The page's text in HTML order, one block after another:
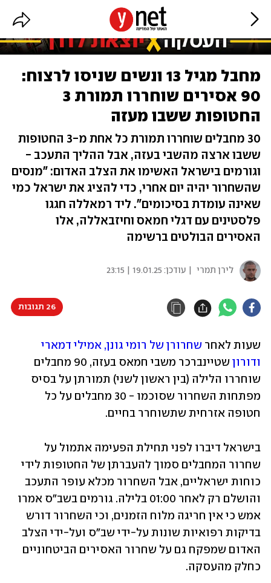
מחבל מגיל 13 ונשים שניסו לרצוח:
90 אסירים שוחררו תמורת 3
החטופות ששבו מעזה
30 מחבלים שוחררו תמורת כל אחת מ-3 החטופות
ששבו ארצה מהשבי בעזה, אבל ההליך התעכב -
וגורמים בישראל האשימו את הצלב האדום: "מנסים
שהשחרור יהיה יום אחרי, כדי להציג את ישראל כמי
שאינה עומדת בסיכומים". ליד רמאללה חגגו
פלסטינים עם דגלי חמאס וחיזבאללה, אלו
האסירים הבולטים ברשימה
לירן תמרי | עודכן: 19.01.25 | 23:15
26 תגובות
שעות לאחר
ודורון
חטופה אזרחית שתשוחרר בחיים.
כחלק מהעסקה.